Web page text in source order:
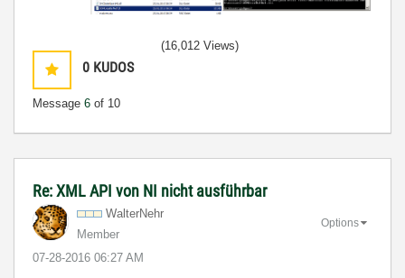
0 KUDOS
Message 6 of 10
(16,012 Views)
Re: XML API von NI nicht ausführbar
WalterNehr
Member
‎07-28-2016 06:27 AM
Options